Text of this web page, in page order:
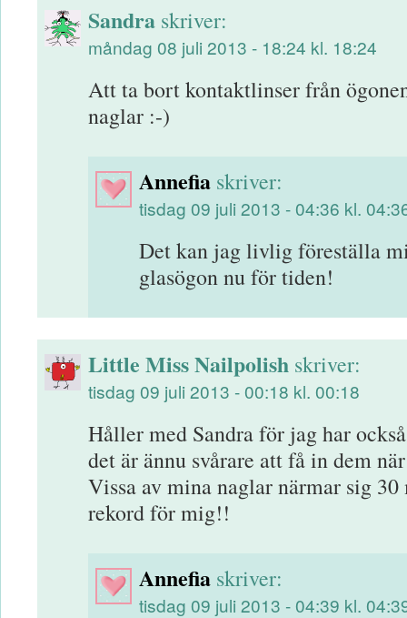
Sandra skriver:
måndag 08 juli 2013 - 18:24 kl. 18:24
Att ta bort kontaktlinser från
naglar :-)
Annefia skriver:
tisdag 09 juli 2013 - 04:36 kl.
Det kan jag livlig föreställa
glasögon nu för tiden!
Little Miss Nailpolish skriver:
tisdag 09 juli 2013 - 00:18 kl. 00:18
Håller med Sandra för jag har
det är ännu svårare att få in dem
Vissa av mina naglar närmar sig
rekord för mig!!
Annefia skriver:
tisdag 09 juli 2013 - 04:39 kl.